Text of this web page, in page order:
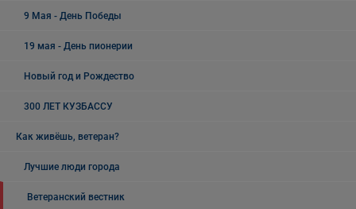
9 Мая - День Победы
19 мая - День пионерии
Новый год и Рождество
300 ЛЕТ КУЗБАССУ
Как живёшь, ветеран?
Лучшие люди города
Ветеранский вестник